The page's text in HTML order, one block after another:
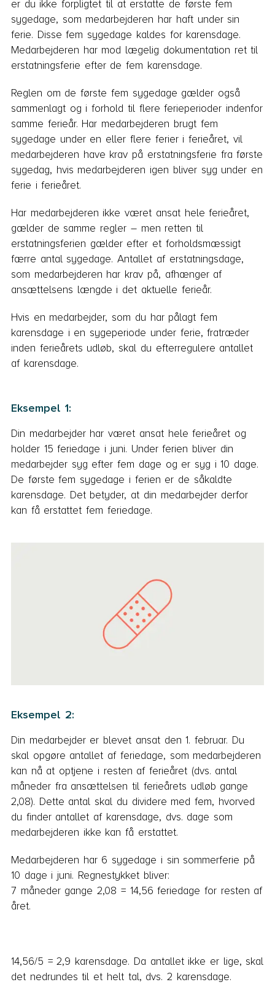
er du ikke forpligtet til at erstatte de første fem
sygedage, som medarbejderen har haft under sin
ferie. Disse fem sygedage kaldes for karensdage.
Medarbejderen har mod lægelig dokumentation ret til
erstatningsferie efter de fem karensdage.
Reglen om de første fem sygedage gælder også
sammenlagt og i forhold til flere ferieperioder indenfor
samme ferieår. Har medarbejderen brugt fem
sygedage under en eller flere ferier i ferieåret, vil
medarbejderen have krav på erstatningsferie fra første
sygedag, hvis medarbejderen igen bliver syg under en
ferie i ferieåret.
Har medarbejderen ikke været ansat hele ferieåret,
gælder de samme regler – men retten til
erstatningsferien gælder efter et forholdsmæssigt
færre antal sygedage. Antallet af erstatningsdage,
som medarbejderen har krav på, afhænger af
ansættelsens længde i det aktuelle ferieår.
Hvis en medarbejder, som du har pålagt fem
karensdage i en sygeperiode under ferie, fratræder
inden ferieårets udløb, skal du efterregulere antallet
af karensdage.
Eksempel 1:
Din medarbejder har været ansat hele ferieåret og
holder 15 feriedage i juni. Under ferien bliver din
medarbejder syg efter fem dage og er syg i 10 dage.
De første fem sygedage i ferien er de såkaldte
karensdage. Det betyder, at din medarbejder derfor
kan få erstattet fem feriedage.
Eksempel 2:
Din medarbejder er blevet ansat den 1. februar. Du
skal opgøre antallet af feriedage, som medarbejderen
kan nå at optjene i resten af ferieåret (dvs. antal
måneder fra ansættelsen til ferieårets udløb gange
2,08). Dette antal skal du dividere med fem, hvorved
du finder antallet af karensdage, dvs. dage som
medarbejderen ikke kan få erstattet.
Medarbejderen har 6 sygedage i sin sommerferie på
10 dage i juni. Regnestykket bliver:
7 måneder gange 2,08 = 14,56 feriedage for resten af
året.
14,56/5 = 2,9 karensdage. Da antallet ikke er lige, skal
det nedrundes til et helt tal, dvs. 2 karensdage.